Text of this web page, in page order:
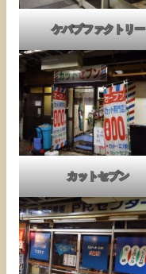
ケバブファクトリー
カットセブン